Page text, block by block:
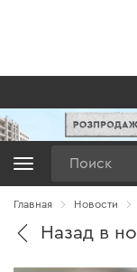
Главная Новости
Назад в